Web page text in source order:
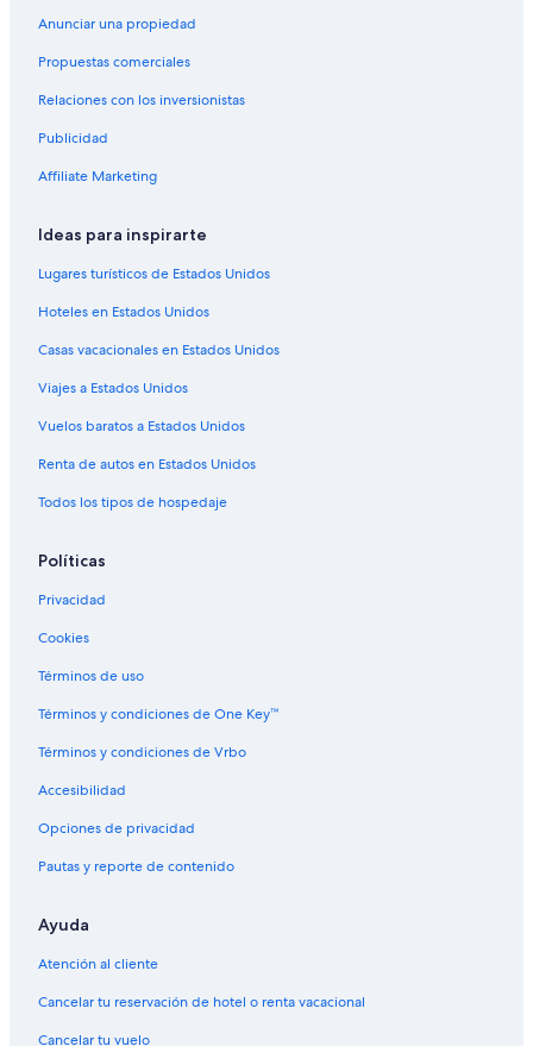
Hoteles en Hwabuk
Apartamentos en Changwon
Hoteles en Changwon
Anunciar una propiedad
Propuestas comerciales
Relaciones con los inversionistas
Publicidad
Affiliate Marketing
Ideas para inspirarte
Lugares turísticos de Estados Unidos
Hoteles en Estados Unidos
Casas vacacionales en Estados Unidos
Viajes a Estados Unidos
Vuelos baratos a Estados Unidos
Renta de autos en Estados Unidos
Todos los tipos de hospedaje
Políticas
Privacidad
Cookies
Términos de uso
Términos y condiciones de One Key™
Términos y condiciones de Vrbo
Accesibilidad
Opciones de privacidad
Pautas y reporte de contenido
Ayuda
Atención al cliente
Cancelar tu reservación de hotel o renta vacacional
Cancelar tu vuelo